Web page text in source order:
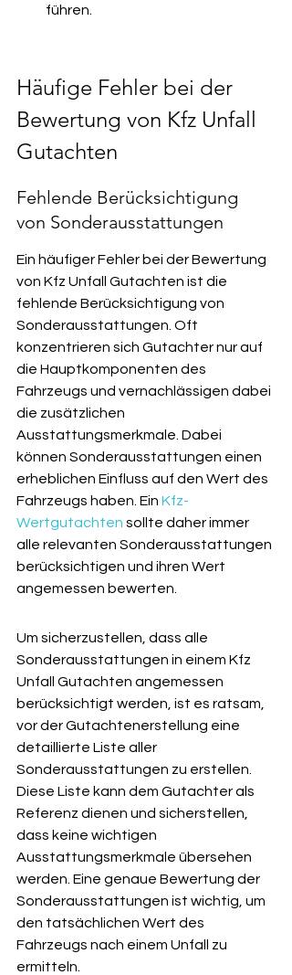
führen.
Häufige Fehler bei der
Bewertung von Kfz Unfall
Gutachten
Fehlende Berücksichtigung
von Sonderausstattungen
Ein häufiger Fehler bei der Bewertung
von Kfz Unfall Gutachten ist die
fehlende Berücksichtigung von
Sonderausstattungen. Oft
konzentrieren sich Gutachter nur auf
die Hauptkomponenten des
Fahrzeugs und vernachlässigen dabei
die zusätzlichen
Ausstattungsmerkmale. Dabei
können Sonderausstattungen einen
erheblichen Einfluss auf den Wert des
Fahrzeugs haben. Ein Kfz-
Wertgutachten sollte daher immer
alle relevanten Sonderausstattungen
berücksichtigen und ihren Wert
angemessen bewerten.
Um sicherzustellen, dass alle
Sonderausstattungen in einem Kfz
Unfall Gutachten angemessen
berücksichtigt werden, ist es ratsam,
vor der Gutachtenerstellung eine
detaillierte Liste aller
Sonderausstattungen zu erstellen.
Diese Liste kann dem Gutachter als
Referenz dienen und sicherstellen,
dass keine wichtigen
Ausstattungsmerkmale übersehen
werden. Eine genaue Bewertung der
Sonderausstattungen ist wichtig, um
den tatsächlichen Wert des
Fahrzeugs nach einem Unfall zu
ermitteln.